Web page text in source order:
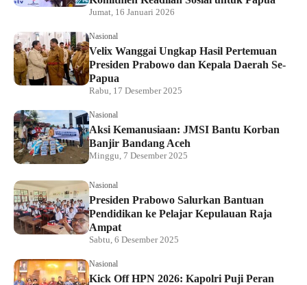
Jumat, 16 Januari 2026
Nasional
Velix Wanggai Ungkap Hasil Pertemuan
Presiden Prabowo dan Kepala Daerah Se-
Papua
Rabu, 17 Desember 2025
Nasional
Aksi Kemanusiaan: JMSI Bantu Korban
Banjir Bandang Aceh
Minggu, 7 Desember 2025
Nasional
Presiden Prabowo Salurkan Bantuan
Pendidikan ke Pelajar Kepulauan Raja
Ampat
Sabtu, 6 Desember 2025
Nasional
Kick Off HPN 2026: Kapolri Puji Peran